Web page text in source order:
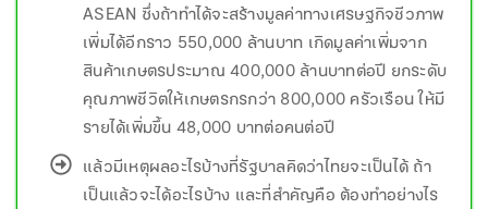
ASEAN ซึ่งถ้าทำได้จะสร้างมูลค่าทางเศรษฐกิจชีวภาพ
เพิ่มได้อีกราว 550,000 ล้านบาท เกิดมูลค่าเพิ่มจาก
สินค้าเกษตรประมาณ 400,000 ล้านบาทต่อปี ยกระดับ
คุณภาพชีวิตให้เกษตรกรกว่า 800,000 ครัวเรือน ให้มี
รายได้เพิ่มขึ้น 48,000 บาทต่อคนต่อปี
แล้วมีเหตุผลอะไรบ้างที่รัฐบาลคิดว่าไทยจะเป็นได้ ถ้า
เป็นแล้วจะได้อะไรบ้าง และที่สำคัญคือ ต้องทำอย่างไร